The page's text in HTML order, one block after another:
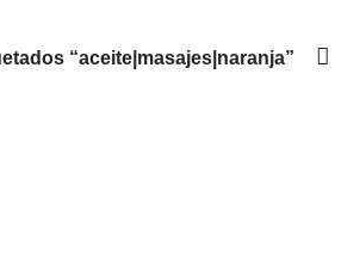
“aceite|masajes|naranja”